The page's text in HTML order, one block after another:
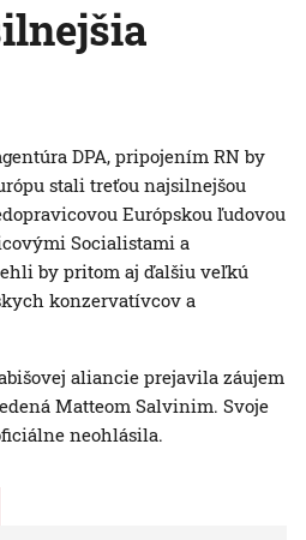
DPA, pripojením RN by
stali treťou najsilnejšou
Európskou ľudovou
Socialistami a
by pritom aj ďalšiu veľkú
konzervatívcov a
aliancie prejavila záujem
Matteom Salvinim. Svoje
neohlásila.